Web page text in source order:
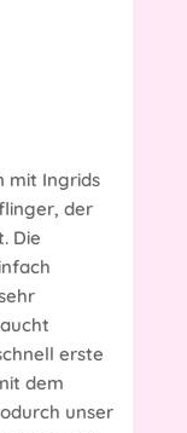
mit Ingrids
der
Die
erste
dem
unser